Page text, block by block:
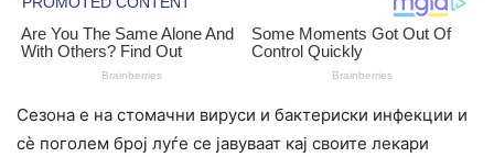
Сезона е на стомачни вируси и бактериски инфекции и
сè поголем број луѓе се јавуваат кај своите лекари